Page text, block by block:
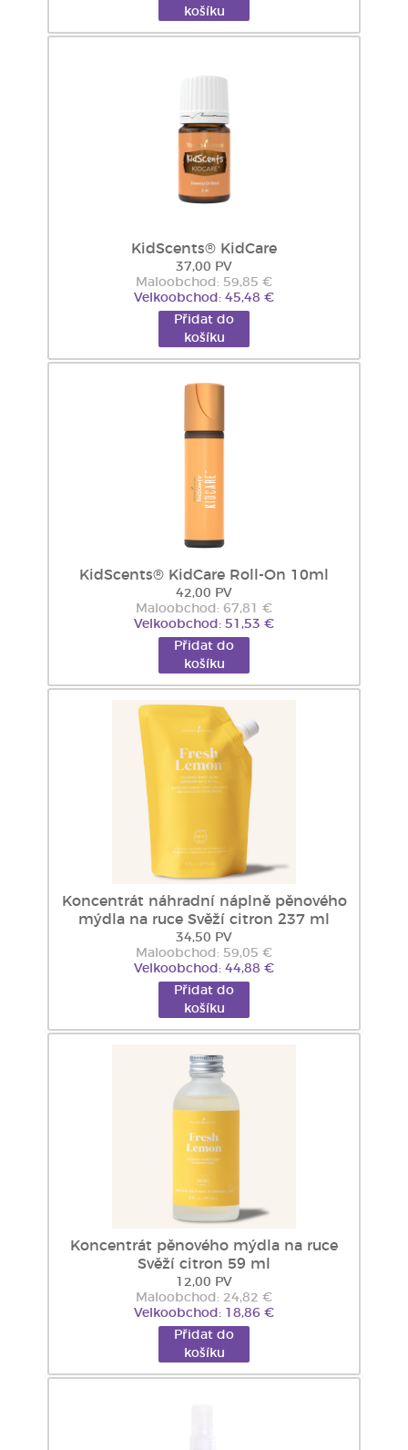
košíku
KidScents® KidCare
37,00 PV
Maloobchod: 59,85 €
Velkoobchod: 45,48 €
Přidat do
košíku
KidScents® KidCare Roll-On 10ml
42,00 PV
Maloobchod: 67,81 €
Velkoobchod: 51,53 €
Přidat do
košíku
Koncentrát náhradní náplně pěnového
mýdla na ruce Svěží citron 237 ml
34,50 PV
Maloobchod: 59,05 €
Velkoobchod: 44,88 €
Přidat do
košíku
Koncentrát pěnového mýdla na ruce
Svěží citron 59 ml
12,00 PV
Maloobchod: 24,82 €
Velkoobchod: 18,86 €
Přidat do
košíku